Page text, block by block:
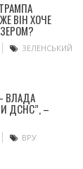
ВІН ХОЧЕ
ЗЕЛЕНСЬКИЙ
ВЛАДА
ДСНС”, –
ВРУ